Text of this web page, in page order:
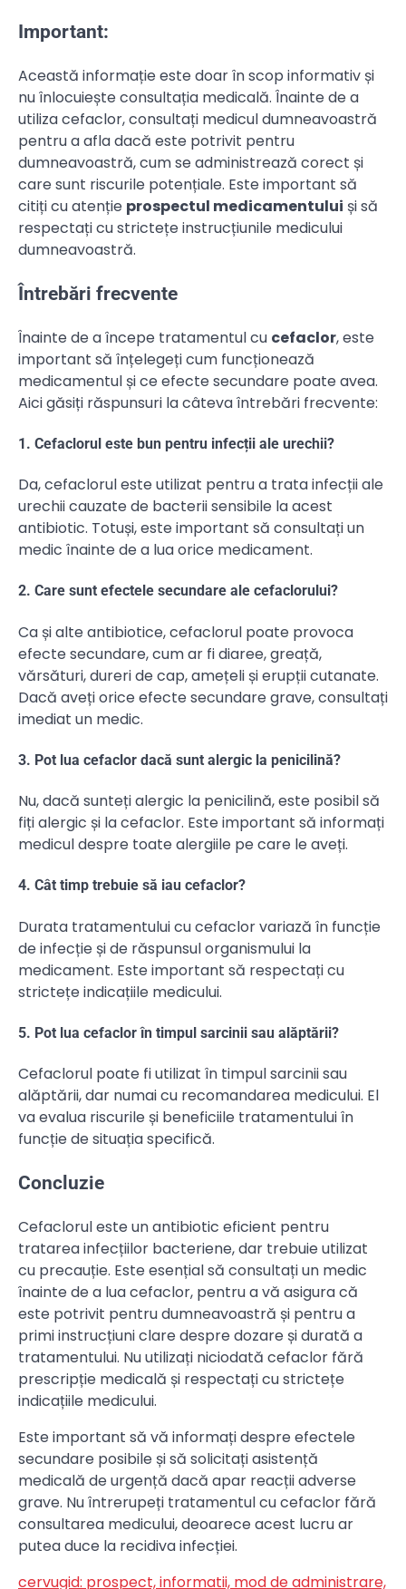
Important:
Această informație este doar în scop informativ și
nu înlocuiește consultația medicală. Înainte de a
utiliza cefaclor, consultați medicul dumneavoastră
pentru a afla dacă este potrivit pentru
dumneavoastră, cum se administrează corect și
care sunt riscurile potențiale. Este important să
citiți cu atenție prospectul medicamentului și să
respectați cu strictețe instrucțiunile medicului
dumneavoastră.
Întrebări frecvente
Înainte de a începe tratamentul cu cefaclor, este
important să înțelegeți cum funcționează
medicamentul și ce efecte secundare poate avea.
Aici găsiți răspunsuri la câteva întrebări frecvente:
1. Cefaclorul este bun pentru infecții ale urechii?
Da, cefaclorul este utilizat pentru a trata infecții ale
urechii cauzate de bacterii sensibile la acest
antibiotic. Totuși, este important să consultați un
medic înainte de a lua orice medicament.
2. Care sunt efectele secundare ale cefaclorului?
Ca și alte antibiotice, cefaclorul poate provoca
efecte secundare, cum ar fi diaree, greață,
vărsături, dureri de cap, amețeli și erupții cutanate.
Dacă aveți orice efecte secundare grave, consultați
imediat un medic.
3. Pot lua cefaclor dacă sunt alergic la penicilină?
Nu, dacă sunteți alergic la penicilină, este posibil să
fiți alergic și la cefaclor. Este important să informați
medicul despre toate alergiile pe care le aveți.
4. Cât timp trebuie să iau cefaclor?
Durata tratamentului cu cefaclor variază în funcție
de infecție și de răspunsul organismului la
medicament. Este important să respectați cu
strictețe indicațiile medicului.
5. Pot lua cefaclor în timpul sarcinii sau alăptării?
Cefaclorul poate fi utilizat în timpul sarcinii sau
alăptării, dar numai cu recomandarea medicului. El
va evalua riscurile și beneficiile tratamentului în
funcție de situația specifică.
Concluzie
Cefaclorul este un antibiotic eficient pentru
tratarea infecțiilor bacteriene, dar trebuie utilizat
cu precauție. Este esențial să consultați un medic
înainte de a lua cefaclor, pentru a vă asigura că
este potrivit pentru dumneavoastră și pentru a
primi instrucțiuni clare despre dozare și durată a
tratamentului. Nu utilizați niciodată cefaclor fără
prescripție medicală și respectați cu strictețe
indicațiile medicului.
Este important să vă informați despre efectele
secundare posibile și să solicitați asistență
medicală de urgență dacă apar reacții adverse
grave. Nu întrerupeți tratamentul cu cefaclor fără
consultarea medicului, deoarece acest lucru ar
putea duce la recidiva infecției.
cervugid: prospect, informatii, mod de administrare,